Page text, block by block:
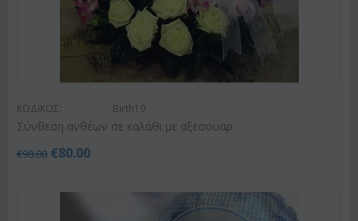
ΚΩΔΙΚΟΣ: Birth19
Σύνθεση ανθέων σε καλάθι με αξεσουαρ
€90.00 €80.00